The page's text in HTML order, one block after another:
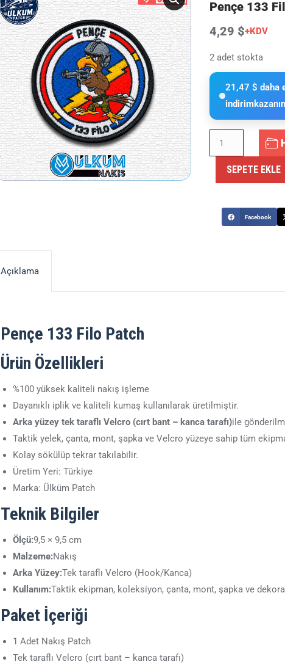
Pençe 133
4,29 $+KDV
2 adet stokta
21,47 $ daha
indirimkazanın
SEPETE EKLE
Facebook
Açıklama
Pençe 133 Filo Patch
Ürün Özellikleri
%100 yüksek kaliteli nakış işleme
Dayanıklı iplik ve kaliteli kumaş kullanılarak üretilmiştir.
Arka yüzey tek taraflı Velcro (cırt bant – kanca tarafı)ile
Taktik yelek, çanta, mont, şapka ve Velcro yüzeye sahip tüm
Kolay sökülüp tekrar takılabilir.
Üretim Yeri: Türkiye
Marka: Ülküm Patch
Teknik Bilgiler
Ölçü:9,5 × 9,5 cm
Malzeme:Nakış
Arka Yüzey:Tek taraflı Velcro (Hook/Kanca)
Kullanım:Taktik ekipman, koleksiyon, çanta, mont, şapka ve
Paket İçeriği
1 Adet Nakış Patch
Tek taraflı Velcro (cırt bant – kanca tarafı)